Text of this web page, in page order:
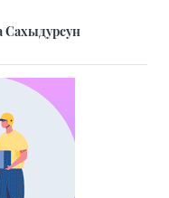
Сахыдурсун